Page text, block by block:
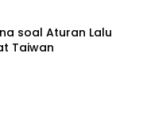
soal Aturan Lalu
Taiwan